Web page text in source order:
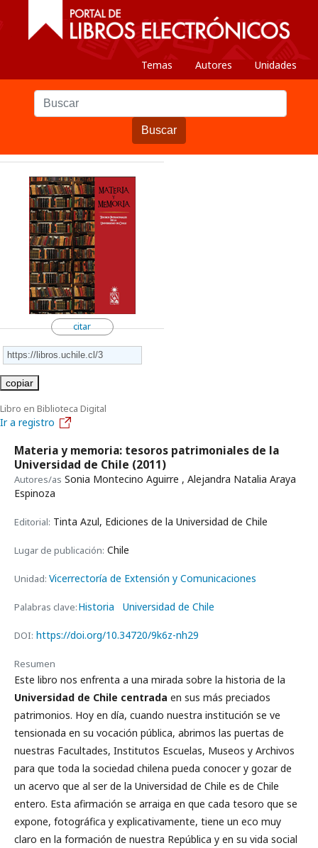
Temas Autores Unidades
Buscar
citar
copiar
Libro en Biblioteca Digital
Ir a registro
Materia y memoria: tesoros patrimoniales de la
Universidad de Chile (2011)
Autores/as Sonia Montecino Aguirre , Alejandra Natalia Araya
Espinoza
Editorial: Tinta Azul, Ediciones de la Universidad de Chile
Lugar de publicación: Chile
Unidad: Vicerrectoría de Extensión y Comunicaciones
Palabras clave:Historia Universidad de Chile
DOI: https://doi.org/10.34720/9k6z-nh29
Resumen
Este libro nos enfrenta a una mirada sobre la historia de la
Universidad de Chile centrada en sus más preciados
patrimonios. Hoy en día, cuando nuestra institución se ve
tensionada en su vocación pública, abrimos las puertas de
nuestras Facultades, Institutos Escuelas, Museos y Archivos
para que toda la sociedad chilena pueda conocer y gozar de
un acervo que al ser de la Universidad de Chile es de Chile
entero. Esta afirmación se arraiga en que cada tesoro que se
expone, fotográfica y explicativamente, tiene un eco muy
claro en la formación de nuestra República y en su vida social